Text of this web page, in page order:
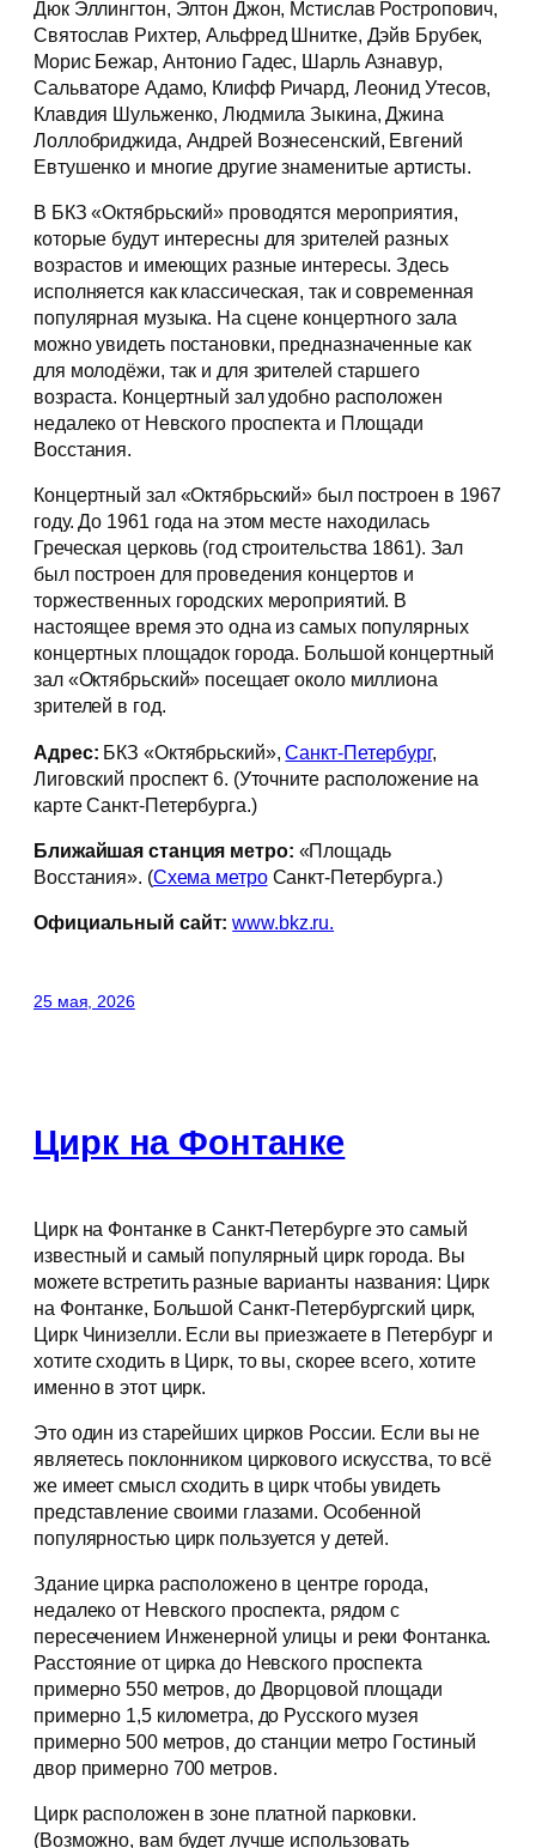
Дюк Эллингтон, Элтон Джон, Мстислав Ростропович,
Святослав Рихтер, Альфред Шнитке, Дэйв Брубек,
Морис Бежар, Антонио Гадес, Шарль Азнавур,
Сальваторе Адамо, Клифф Ричард, Леонид Утесов,
Клавдия Шульженко, Людмила Зыкина, Джина
Лоллобриджида, Андрей Вознесенский, Евгений
Евтушенко и многие другие знаменитые артисты.
В БКЗ «Октябрьский» проводятся мероприятия,
которые будут интересны для зрителей разных
возрастов и имеющих разные интересы. Здесь
исполняется как классическая, так и современная
популярная музыка. На сцене концертного зала
можно увидеть постановки, предназначенные как
для молодёжи, так и для зрителей старшего
возраста. Концертный зал удобно расположен
недалеко от Невского проспекта и Площади
Восстания.
Концертный зал «Октябрьский» был построен в 1967
году. До 1961 года на этом месте находилась
Греческая церковь (год строительства 1861). Зал
был построен для проведения концертов и
торжественных городских мероприятий. В
настоящее время это одна из самых популярных
концертных площадок города. Большой концертный
зал «Октябрьский» посещает около миллиона
зрителей в год.
Адрес: БКЗ «Октябрьский»,Санкт-Петербург,
Лиговский проспект 6. (Уточните расположение на
карте Санкт-Петербурга.)
Ближайшая станция метро: «Площадь
Восстания». (Схема метроСанкт-Петербурга.)
Официальный сайт: www.bkz.ru.
25 мая, 2026
Цирк на Фонтанке
Цирк на Фонтанке в Санкт-Петербурге это самый
известный и самый популярный цирк города. Вы
можете встретить разные варианты названия: Цирк
на Фонтанке, Большой Санкт-Петербургский цирк,
Цирк Чинизелли. Если вы приезжаете в Петербург и
хотите сходить в Цирк, то вы, скорее всего, хотите
именно в этот цирк.
Это один из старейших цирков России. Если вы не
являетесь поклонником циркового искусства, то всё
же имеет смысл сходить в цирк чтобы увидеть
представление своими глазами. Особенной
популярностью цирк пользуется у детей.
Здание цирка расположено в центре города,
недалеко от Невского проспекта, рядом с
пересечением Инженерной улицы и реки Фонтанка.
Расстояние от цирка до Невского проспекта
примерно 550 метров, до Дворцовой площади
примерно 1,5 километра, до Русского музея
примерно 500 метров, до станции метро Гостиный
двор примерно 700 метров.
Цирк расположен в зоне платной парковки.
(Возможно, вам будет лучше использовать